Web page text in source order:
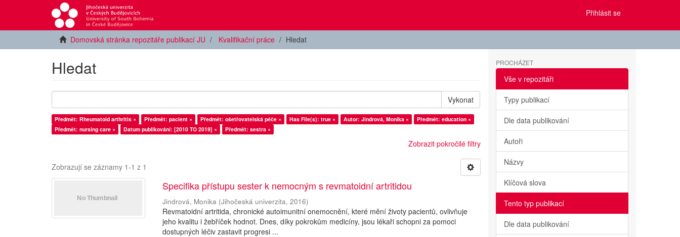
Přihlásit se
Domovská stránka repozitáře publikací JU Kvalifikační práce Hledat
Hledat
Vykonat
Předmět: Rheumatoid arthritis × Předmět: pacient × Předmět: ošetřovatelská péče × Has File(s): true × Autor: Jindrová, Monika ×
Předmět: education ×
Předmět: nursing care ×
Datum publikování: [2010 TO 2019] × Předmět: sestra ×
Zobrazit pokročilé filtry
Zobrazují se záznamy 1-1 z 1
Specifika přístupu sester k nemocným s revmatoidní artritidou
Jindrová, Monika (Jihočeská univerzita,2016)
Revmatoidní artritida, chronické autoimunitní onemocnění, které mění životy pacientů, ovlivňuje
jeho kvalitu i žebříček hodnot. Dnes, díky pokrokům medicíny, jsou lékaři schopni za pomoci
dostupných léčiv zastavit progresi ...
PROCHÁZET
Vše v repozitáři
Typy publikací
Dle data publikování
Autoři
Názvy
Klíčová slova
Tento typ publikací
Dle data publikování